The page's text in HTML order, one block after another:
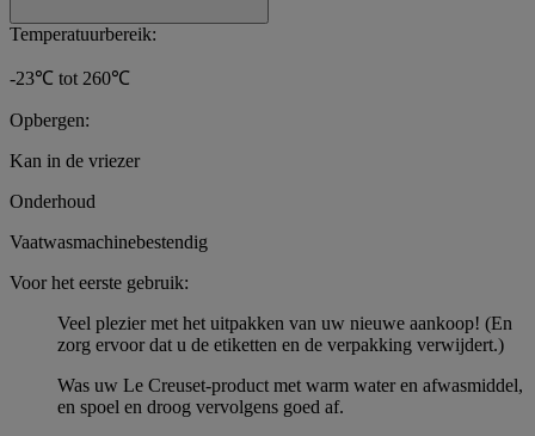
Temperatuurbereik:
-23℃ tot 260℃
Opbergen:
Kan in de vriezer
Onderhoud
Vaatwasmachinebestendig
Voor het eerste gebruik:
Veel plezier met het uitpakken van uw nieuwe aankoop! (En
zorg ervoor dat u de etiketten en de verpakking verwijdert.)
Was uw Le Creuset-product met warm water en afwasmiddel,
en spoel en droog vervolgens goed af.